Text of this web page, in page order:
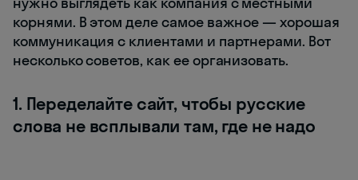
корнями. В этом деле самое важное — хорошая
коммуникация с клиентами и партнерами. Вот
несколько советов, как ее организовать.
1. Переделайте сайт, чтобы русские
слова не всплывали там, где не надо